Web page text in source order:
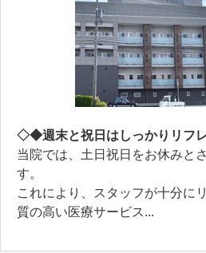
◇◆週末と祝日はしっかりリフ
当院では、土日祝日をお休みと
す。
これにより、スタッフが十分に
質の高い医療サービス...